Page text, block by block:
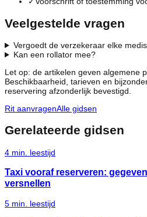
Veelgestelde vragen
Vergoedt de verzekeraar elke
Kan een rollator mee?
Let op: de artikelen geven algemene
Beschikbaarheid, tarieven en
reservering afzonderlijk bevestigd.
Rit aanvragenAlle gidsen
Gerelateerde gidsen
4 min. leestijd
Taxi vooraf reserveren:
versnellen
5 min. leestijd